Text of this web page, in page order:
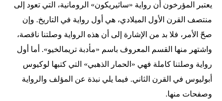
يعتبر المؤرخون أن رواية «ساثيريكون» الرومانية، التي تعود إلى
منتصف القرن الأول الميلادي، هي أول رواية في التاريخ. وإن
صحّ الأمر، فلا بد من الإشارة إلى أن هذه الرواية وصلتنا ناقصة،
واشتهر منها القسم المعروف باسم «مأدبة تريمالخيو». أما أول
رواية وصلتنا كاملة فهي «الحمار الذهبي» التي كتبها لوكيوس
أبوليوس في القرن الثاني. فيما يلي نبذة عن المؤلف والرواية
وصفحات منها.